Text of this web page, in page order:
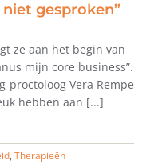
gesproken”
ze aan het begin van
mijn core business”.
proctoloog Vera Rempe
hebben aan [...]
, Therapieën